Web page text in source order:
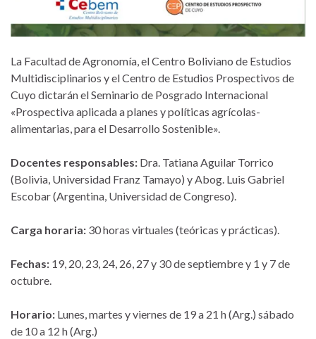
La Facultad de Agronomía, el Centro Boliviano de Estudios
Multidisciplinarios y el Centro de Estudios Prospectivos de
Cuyo dictarán el Seminario de Posgrado Internacional
«Prospectiva aplicada a planes y políticas agrícolas-
alimentarias, para el Desarrollo Sostenible».
Docentes responsables: Dra. Tatiana Aguilar Torrico
(Bolivia, Universidad Franz Tamayo) y Abog. Luis Gabriel
Escobar (Argentina, Universidad de Congreso).
Carga horaria: 30 horas virtuales (teóricas y prácticas).
Fechas: 19, 20, 23, 24, 26, 27 y 30 de septiembre y 1 y 7 de
octubre.
Horario: Lunes, martes y viernes de 19 a 21 h (Arg.) sábado
de 10 a 12 h (Arg.)